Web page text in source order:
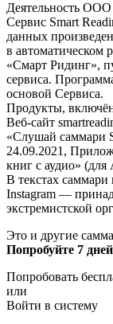
Деятельность
Сервис Smart
данных
в автоматическом
«Смарт Ридинг»,
сервиса.
основой Сервиса.
Продукты,
Веб-сайт
«Слушай саммари
24.09.2021,
книг с аудио»
В текстах саммари
Instagram —
экстремистской
Это и другие
Попробуйте 7
Попробовать
или
Войти в систему